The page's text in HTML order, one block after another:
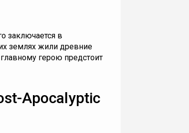
заключается в
землях жили древние
герою предстоит
Apocalyptic